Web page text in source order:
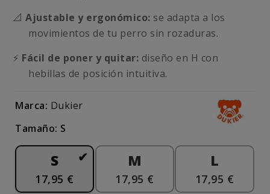
📐 Ajustable y ergonómico: se adapta a los
movimientos de tu perro sin rozaduras.
⚡ Fácil de poner y quitar: diseño en H con
hebillas de posición intuitiva.
Marca: Dukier
Tamaño: S
S
17,95 €
M
17,95 €
L
17,95 €